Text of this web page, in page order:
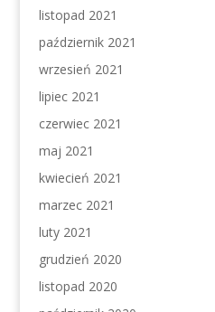
listopad 2021
październik 2021
wrzesień 2021
lipiec 2021
czerwiec 2021
maj 2021
kwiecień 2021
marzec 2021
luty 2021
grudzień 2020
listopad 2020